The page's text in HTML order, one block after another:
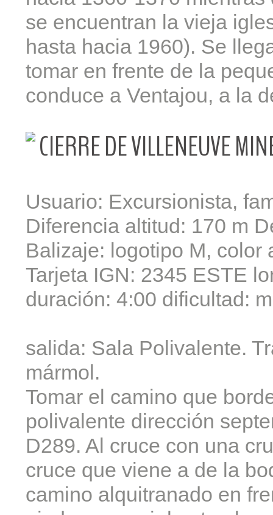
se encuentran la vieja
hasta hacia 1960). Se
tomar en frente de la
conduce a Ventajou, a la
CIERRE DE VILLENEUVE
Usuario: Excursionista,
Diferencia altitud: 170 m
Balizaje: logotipo M, color
Tarjeta IGN: 2345 ESTE
duración: 4:00 dificultad:
salida: Sala Polivalente.
mármol.
Tomar el camino que
polivalente dirección
D289. Al cruce con una
cruce que viene a de la
camino alquitranado en